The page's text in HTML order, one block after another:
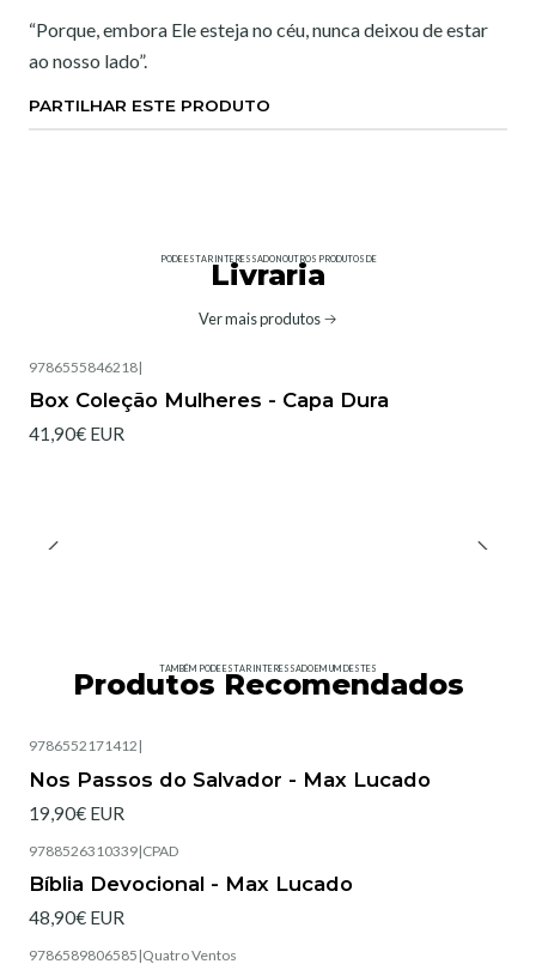
“Porque, embora Ele esteja no céu, nunca deixou de estar
ao nosso lado”.
PARTILHAR ESTE PRODUTO
PODE ESTAR INTERESSADO NOUTROS PRODUTOS DE
Livraria
Ver mais produtos
9786555846218|
Box Coleção Mulheres - Capa Dura
41,90€ EUR
TAMBÉM PODE ESTAR INTERESSADO EM UM DESTES
Produtos Recomendados
9786552171412 |
Nos Passos do Salvador - Max Lucado
19,90€ EUR
9788526310339|CPAD
Bíblia Devocional - Max Lucado
48,90€ EUR
9786589806585 |Quatro Ventos